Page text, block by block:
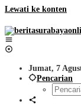
Lewati ke konten
Jumat, 7
Pencarian